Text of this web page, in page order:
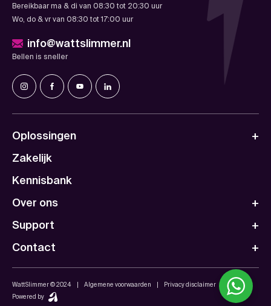
Bereikbaar ma & di van 08:30 tot 20:30 uur
Wo, do & vr van 08:30 tot 17:00 uur
info@wattslimmer.nl
Bellen is sneller
Oplossingen
Zakelijk
Kennisbank
Over ons
Support
Contact
WattSlimmer © 2024 Algemene voorwaarden
Privacy disclaimer
Powered by